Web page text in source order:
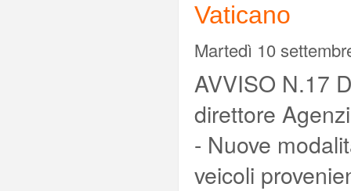
Vaticano
Martedì 10
AVVISO N.17
direttore
- Nuove
veicoli